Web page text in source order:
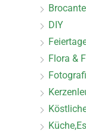
DIY
Flora &